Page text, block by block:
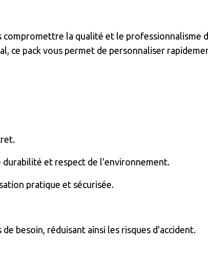
compromettre la qualité et le professionnalisme
ce pack vous permet de personnaliser
durabilité et respect de l'environnement.
pratique et sécurisée.
besoin, réduisant ainsi les risques d'accident.